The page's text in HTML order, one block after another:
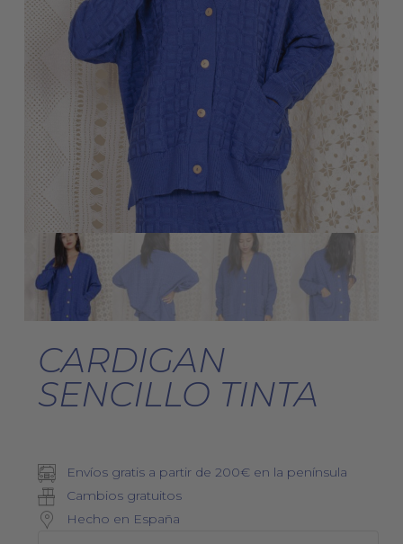
CARDIGAN
SENCILLO TINTA
Envíos gratis a partir de 200€ en la península
Cambios gratuitos
Hecho en España